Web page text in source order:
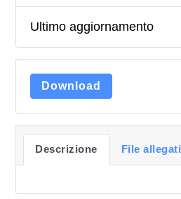
Ultimo aggiornamento
Download
Descrizione File allegati